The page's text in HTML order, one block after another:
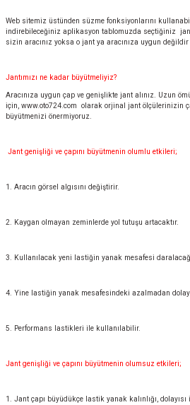
Web sitemiz üstünden süzme fonksiyonlarını
indirebileceğiniz aplikasyon tablomuzda seçtiğiniz
sizin aracınız yoksa o jant ya aracınıza uygun
Jantımızı ne kadar büyütmeliyiz?
Aracınıza uygun çap ve genişlikte jant alınız. Uzun
için, www.oto724.com olarak orjinal jant ölçülerinizin
büyütmenizi önermiyoruz.
Jant genişliği ve çapını büyütmenin olumlu etkileri;
1. Aracın görsel algısını değiştirir.
2. Kaygan olmayan zeminlerde yol tutuşu artacaktır.
3. Kullanılacak yeni lastiğin yanak mesafesi
4. Yine lastiğin yanak mesafesindeki azalmadan
5. Performans lastikleri ile kullanılabilir.
Jant genişliği ve çapını büyütmenin olumsuz etkileri;
1. Jant çapı büyüdükçe lastik yanak kalınlığı,